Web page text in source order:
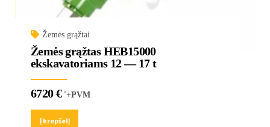
Žemės grąžtai
Žemės grąžtas HEB15000
ekskavatoriams 12 — 17 t
6720€'+PVM
Į krepšelį